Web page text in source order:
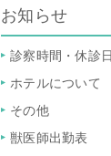
お知らせ
診察時間・休診
ホテルについて
その他
獣医師出勤表